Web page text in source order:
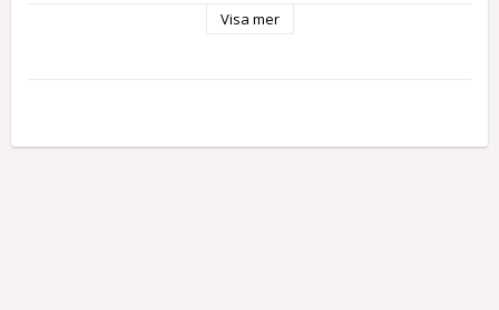
Märkning: Stor hund logo mitt på bröst, marint tryck nedtill på
Visa mer